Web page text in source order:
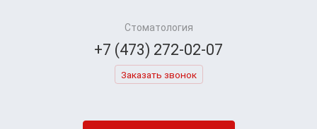
Стоматология
+7 (473) 272-02-07
Заказать звонок